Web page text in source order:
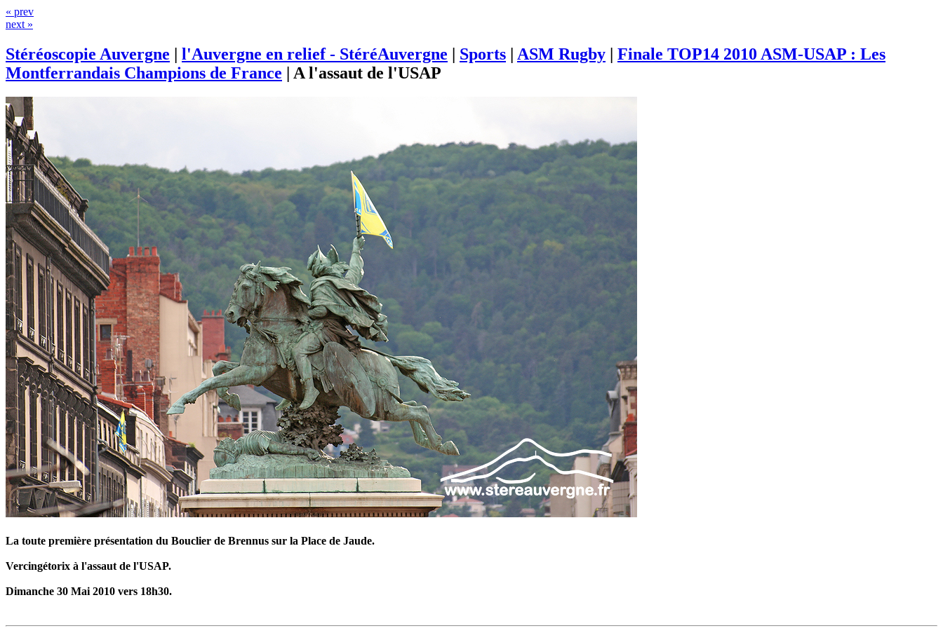
« prev
next »
Stéréoscopie Auvergne | l'Auvergne en relief - StéréAuvergne | Sports | ASM Rugby | Finale TOP14 2010 ASM-USAP : Les
Montferrandais Champions de France | A l'assaut de l'USAP
La toute première présentation du Bouclier de Brennus sur la Place de Jaude.
Vercingétorix à l'assaut de l'USAP.
Dimanche 30 Mai 2010 vers 18h30.